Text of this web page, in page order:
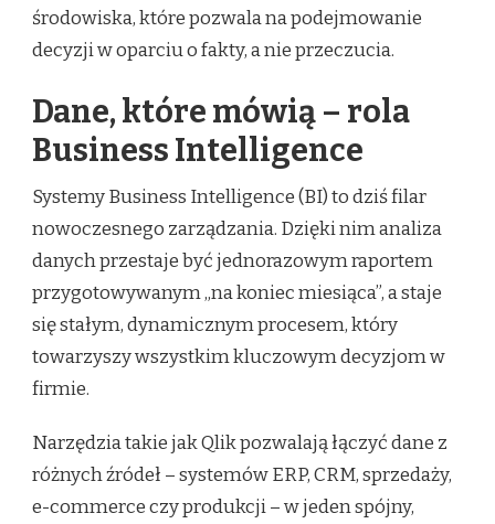
środowiska, które pozwala na podejmowanie
decyzji w oparciu o fakty, a nie przeczucia.
Dane, które mówią – rola
Business Intelligence
Systemy Business Intelligence (BI) to dziś filar
nowoczesnego zarządzania. Dzięki nim analiza
danych przestaje być jednorazowym raportem
przygotowywanym „na koniec miesiąca”, a staje
się stałym, dynamicznym procesem, który
towarzyszy wszystkim kluczowym decyzjom w
firmie.
Narzędzia takie jak Qlik pozwalają łączyć dane z
różnych źródeł – systemów ERP, CRM, sprzedaży,
e-commerce czy produkcji – w jeden spójny,